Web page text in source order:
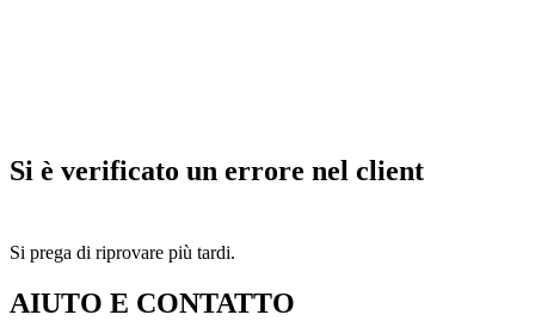
Si è verificato un errore nel client
Si prega di riprovare più tardi.
AIUTO E CONTATTO